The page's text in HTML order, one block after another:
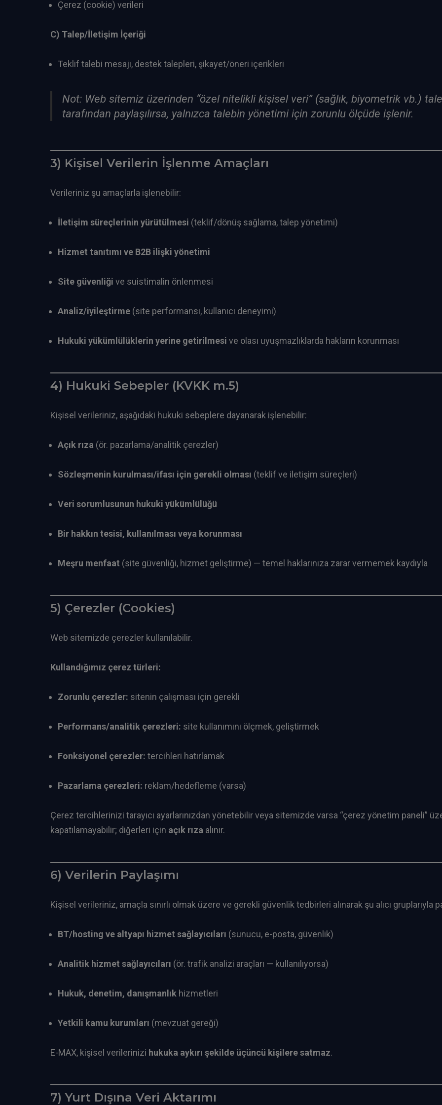
Çerez (cookie) verileri
C) Talep/İletişim İçeriği
Teklif talebi mesajı, destek talepleri, şikayet/öneri içerikleri
Not: Web sitemiz üzerinden “özel nitelikli kişisel veri” (sağlık, biyometrik vb.)
tarafından paylaşılırsa, yalnızca talebin yönetimi için zorunlu ölçüde işlenir.
3) Kişisel Verilerin İşlenme Amaçları
Verileriniz şu amaçlarla işlenebilir:
İletişim süreçlerinin yürütülmesi (teklif/dönüş sağlama, talep yönetimi)
Hizmet tanıtımı ve B2B ilişki yönetimi
Site güvenliği ve suistimalin önlenmesi
Analiz/iyileştirme (site performansı, kullanıcı deneyimi)
Hukuki yükümlülüklerin yerine getirilmesi ve olası uyuşmazlıklarda hakların korunması
4) Hukuki Sebepler (KVKK m.5)
Kişisel verileriniz, aşağıdaki hukuki sebeplere dayanarak işlenebilir:
Açık rıza (ör. pazarlama/analitik çerezler)
Sözleşmenin kurulması/ifası için gerekli olması (teklif ve iletişim süreçleri)
Veri sorumlusunun hukuki yükümlülüğü
Bir hakkın tesisi, kullanılması veya korunması
Meşru menfaat (site güvenliği, hizmet geliştirme) — temel haklarınıza zarar vermemek kaydıyla
5) Çerezler (Cookies)
Web sitemizde çerezler kullanılabilir.
Kullandığımız çerez türleri:
Zorunlu çerezler: sitenin çalışması için gerekli
Performans/analitik çerezleri: site kullanımını ölçmek, geliştirmek
Fonksiyonel çerezler: tercihleri hatırlamak
Pazarlama çerezleri: reklam/hedefleme (varsa)
Çerez tercihlerinizi tarayıcı ayarlarınızdan yönetebilir veya sitemizde varsa “çerez yönetim paneli”
kapatılamayabilir; diğerleri için açık rıza alınır.
6) Verilerin Paylaşımı
Kişisel verileriniz, amaçla sınırlı olmak üzere ve gerekli güvenlik tedbirleri alınarak şu alıcı gruplarıyla
BT/hosting ve altyapı hizmet sağlayıcıları (sunucu, e-posta, güvenlik)
Analitik hizmet sağlayıcıları (ör. trafik analizi araçları — kullanılıyorsa)
Hukuk, denetim, danışmanlık hizmetleri
Yetkili kamu kurumları (mevzuat gereği)
E-MAX, kişisel verilerinizi hukuka aykırı şekilde üçüncü kişilere satmaz.
7) Yurt Dışına Veri Aktarımı